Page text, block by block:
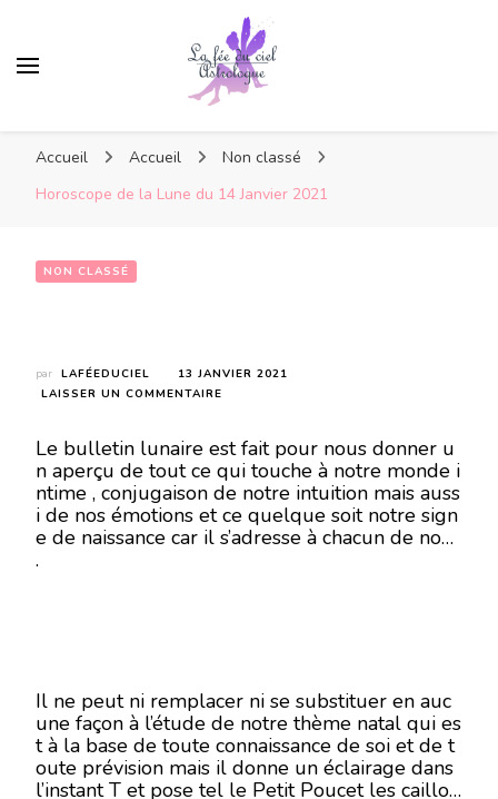
Accueil Accueil
Non classé
Horoscope de la Lune du 14 Janvier 2021
NON CLASSÉ
par LAFÉEDUCIEL
13 JANVIER 2021
LAISSER UN COMMENTAIRE
LA
LUNE
DU
14
JANVIER
Le bulletin lunaire est fait pour nous donner u
n aperçu de tout ce qui touche à notre monde i
ntime , conjugaison de notre intuition mais auss
i de nos émotions et ce quelque soit notre sign
e de naissance car il s’adresse à chacun de nous
.
Il ne peut ni remplacer ni se substituer en auc
une façon à l’étude de notre thème natal qui es
t à la base de toute connaissance de soi et de t
oute prévision mais il donne un éclairage dans
l’instant T et pose tel le Petit Poucet les caillou